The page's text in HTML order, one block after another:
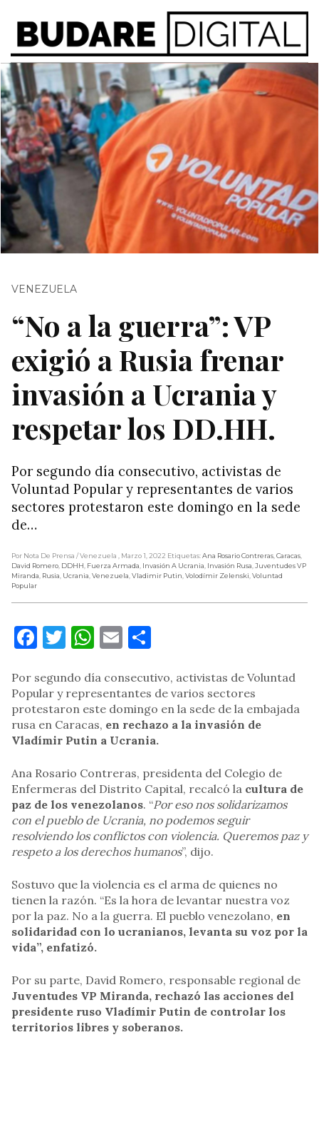
VENEZUELA
“No a la guerra”: VP
exigió a Rusia frenar
invasión a Ucrania y
respetar los DD.HH.
Por segundo día consecutivo, activistas de
Voluntad Popular y representantes de varios
sectores protestaron este domingo en la sede
de…
Por Nota De Prensa / Venezuela , Marzo 1, 2022 Etiquetas:Ana Rosario Contreras,Caracas,
David Romero, DDHH, Fuerza Armada, Invasión A Ucrania, Invasión Rusa,Juventudes VP
Miranda, Rusia, Ucrania,Venezuela,Vladimir Putin,Volodímir Zelenski,Voluntad
Popular
Facebook
Twitter
WhatsApp
Email
Por segundo día consecutivo, activistas de Voluntad
Popular y representantes de varios sectores
protestaron este domingo en la sede de la embajada
rusa en Caracas, en rechazo a la invasión de
Vladímir Putin a Ucrania.
Ana Rosario Contreras, presidenta del Colegio de
Enfermeras del Distrito Capital, recalcó la cultura de
paz de los venezolanos. “Por eso nos solidarizamos
con el pueblo de Ucrania, no podemos seguir
resolviendo los conflictos con violencia. Queremos paz y
respeto a los derechos humanos”, dijo.
Sostuvo que la violencia es el arma de quienes no
tienen la razón. “Es la hora de levantar nuestra voz
por la paz. No a la guerra. El pueblo venezolano, en
solidaridad con lo ucranianos, levanta su voz por la
vida”, enfatizó.
Por su parte, David Romero, responsable regional de
Juventudes VP Miranda, rechazó las acciones del
presidente ruso Vladímir Putin de controlar los
territorios libres y soberanos.